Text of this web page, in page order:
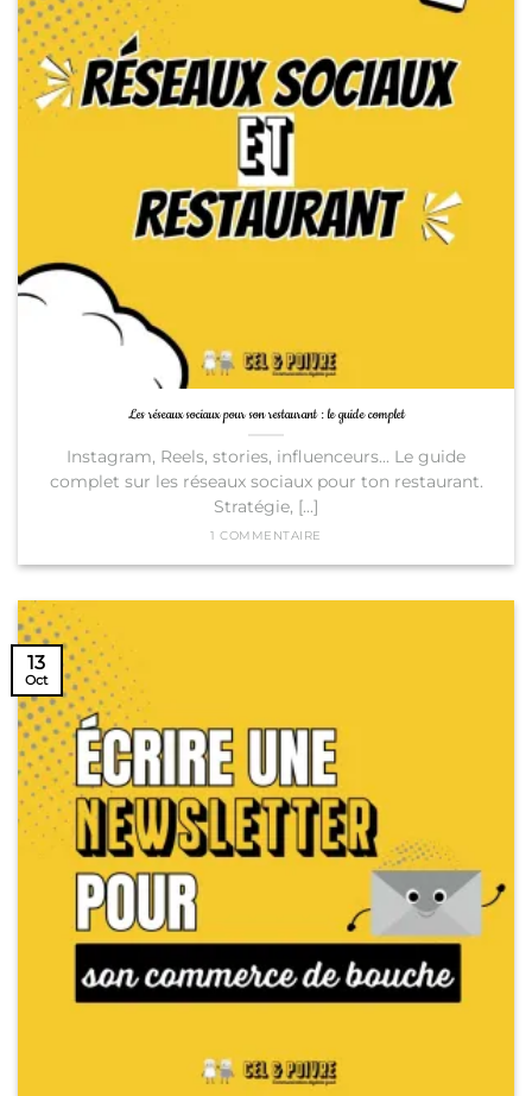
Les réseaux sociaux pour son restaurant : le guide complet
Instagram, Reels, stories, influenceurs... Le guide
complet sur les réseaux sociaux pour ton restaurant.
Stratégie, [...]
1 COMMENTAIRE
13
Oct